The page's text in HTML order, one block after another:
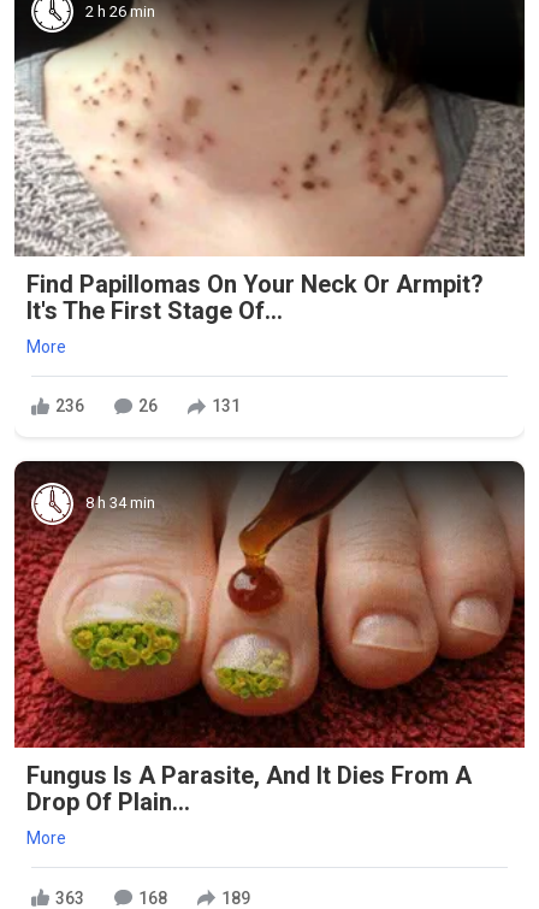
2 h 26 min
Find Papillomas On Your Neck Or Armpit?
It's The First Stage Of...
More
236 26 131
8 h 34 min
Fungus Is A Parasite, And It Dies From A
Drop Of Plain...
More
363 168 189